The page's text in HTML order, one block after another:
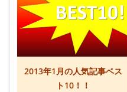
2013年1月の人気記事ベス
ト10！！